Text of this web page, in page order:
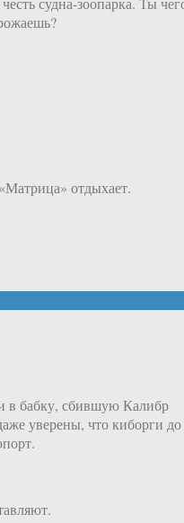
отдыхает.
в бабку, сбившую Калибр
уверены, что киборги до